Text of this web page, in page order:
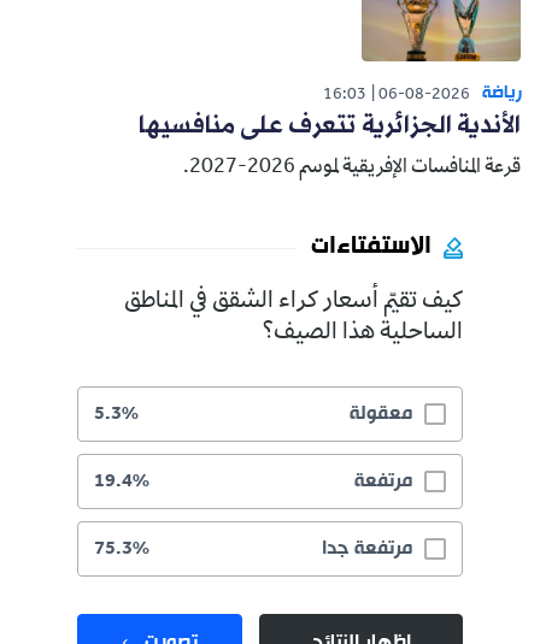
رياضة 06-08-2026
16:03
الأندية الجزائرية تتعرف على منافسيها
قرعة المنافسات الإفريقية لموسم 2026-2027.
الاستفتاءات
كيف تقيّم أسعار كراء الشقق في المناطق
الساحلية هذا الصيف؟
معقولة 5.3%
مرتفعة 19.4%
مرتفعة جدا 75.3%